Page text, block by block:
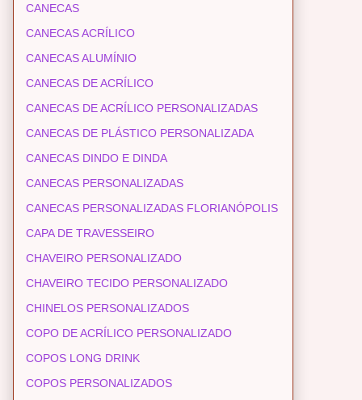
CANECAS
CANECAS ACRÍLICO
CANECAS ALUMÍNIO
CANECAS DE ACRÍLICO
CANECAS DE ACRÍLICO PERSONALIZADAS
CANECAS DE PLÁSTICO PERSONALIZADA
CANECAS DINDO E DINDA
CANECAS PERSONALIZADAS
CANECAS PERSONALIZADAS FLORIANÓPOLIS
CAPA DE TRAVESSEIRO
CHAVEIRO PERSONALIZADO
CHAVEIRO TECIDO PERSONALIZADO
CHINELOS PERSONALIZADOS
COPO DE ACRÍLICO PERSONALIZADO
COPOS LONG DRINK
COPOS PERSONALIZADOS